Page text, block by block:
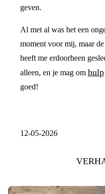
geven.
Al met al was het een
moment voor mij, maar
heeft me erdoorheen
alleen, en je mag om hulp
goed!
12-05-2026